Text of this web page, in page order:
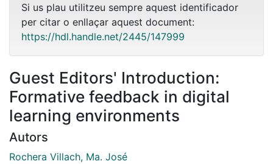
Si us plau utilitzeu sempre aquest identificador
per citar o enllaçar aquest document:
https://hdl.handle.net/2445/147999
Guest Editors' Introduction:
Formative feedback in digital
learning environments
Autors
Rochera Villach, Ma. José